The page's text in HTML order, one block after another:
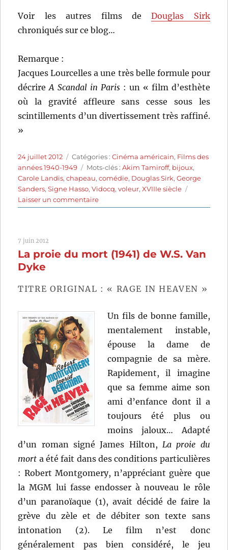
Voir les autres films deDouglas Sirk
chroniqués sur ce blog…
Remarque :
Jacques Lourcelles a une très belle formule pour
décrireA Scandal in Paris : un « film d’esthète
où la gravité affleure sans cesse sous les
scintillements d’un divertissement très raffiné.
»
Publié
le
24 juillet 2012 Catégories
Catégories :Cinéma américain, Films des
années 1940-1949
Étiquettes
Mots-clés :Akim Tamiroff, bijoux,
Carole Landis,chapeau,comédie, Douglas Sirk,George
Sanders,Signe Hasso,Vidocq,voleur,XVIIIe siècle
Laisser un commentairesur
A
(1946)
7 juin 2012
La proie du mort (1941) de W.S. Van
Dyke
TITRE ORIGINAL : « RAGE IN HEAVEN »
Un fils de bonne famille,
mentalement instable,
épouse la dame de
compagnie de sa mère.
Rapidement, il imagine
que sa femme aime son
ami d’enfance dont il a
toujours été plus ou
moins jaloux… Adapté
d’un roman signé James Hilton, La proie du
mort a été fait dans des conditions particulières
: Robert Montgomery, n’appréciant guère que
la MGM lui fasse endosser à nouveau le rôle
d’un paranoïaque (1), avait décidé de faire la
grève du zèle et de débiter son texte sans
intonation (2). Le film n’est donc
généralement pas bien considéré, le jeu